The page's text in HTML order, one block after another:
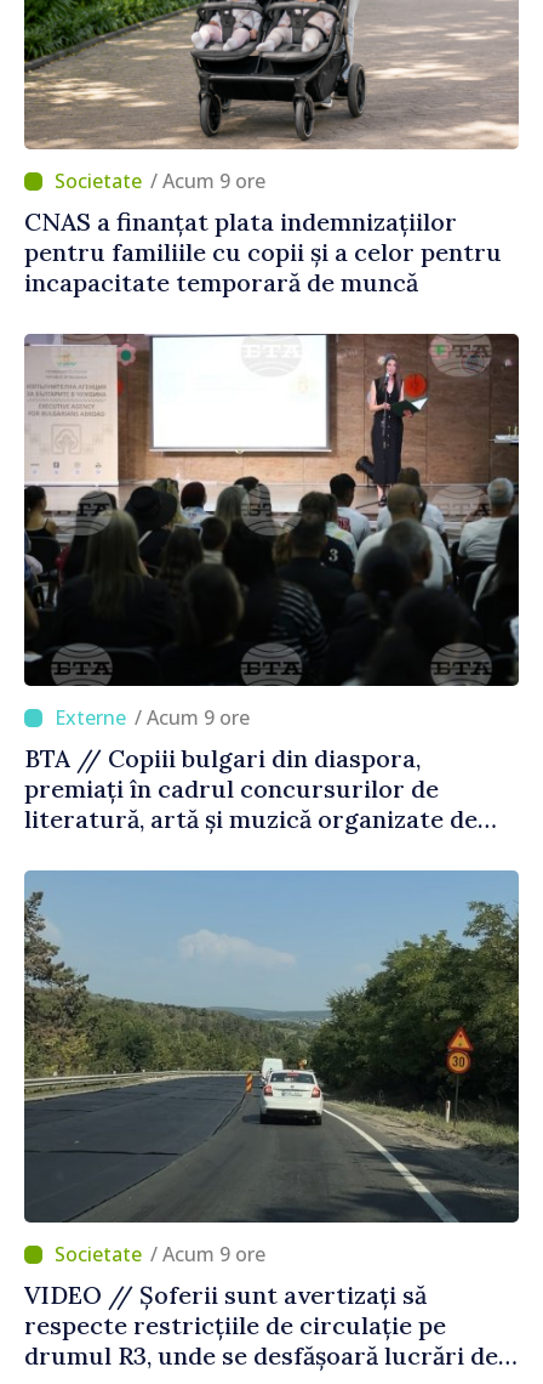
/ Acum 9 ore
CNAS a finanțat plata indemnizațiilor
pentru familiile cu copii și a celor pentru
incapacitate temporară de muncă
/ Acum 9 ore
BTA // Copiii bulgari din diaspora,
premiați în cadrul concursurilor de
literatură, artă și muzică organizate de
Străinătate
/ Acum 9 ore
VIDEO // Șoferii sunt avertizați să
respecte restricțiile de circulație pe
drumul R3, unde se desfășoară lucrări de